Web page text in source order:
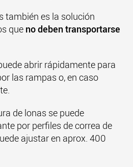
también es la solución
que no deben transportarse
abrir rápidamente para
las rampas o, en caso
de lonas se puede
por perfiles de correa de
ajustar en aprox. 400